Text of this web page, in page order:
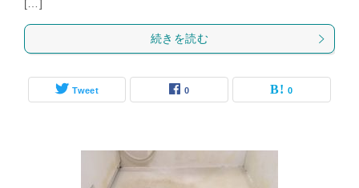
[…]
続きを読む
Tweet 0 0